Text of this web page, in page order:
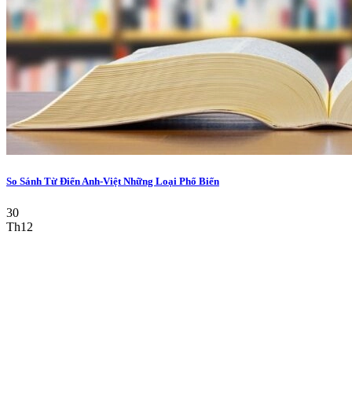
So Sánh Từ Điển Anh-Việt Những Loại Phổ Biến
30
Th12